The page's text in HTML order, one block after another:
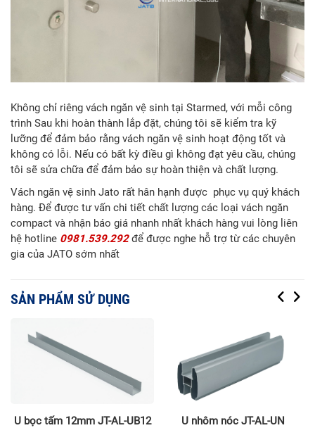
Không chỉ riêng vách ngăn vệ sinh tại Starmed, với mỗi công
trình Sau khi hoàn thành lắp đặt, chúng tôi sẽ kiểm tra kỹ
lưỡng để đảm bảo rằng vách ngăn vệ sinh hoạt động tốt và
không có lỗi. Nếu có bất kỳ điều gì không đạt yêu cầu, chúng
tôi sẽ sửa chữa để đảm bảo sự hoàn thiện và chất lượng.
Vách ngăn vệ sinh Jato rất hân hạnh được phục vụ quý khách
hàng. Để được tư vấn chi tiết chất lượng các loại vách ngăn
compact và nhận báo giá nhanh nhất khách hàng vui lòng liên
hệ hotline 0981.539.292để được nghe hỗ trợ từ các chuyên
gia của JATO sớm nhất
SẢN PHẨM SỬ DỤNG
U bọc tấm 12mm JT-AL-UB12 U nhôm nóc JT-AL-UN